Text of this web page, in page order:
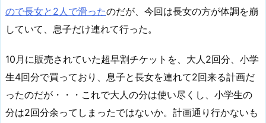
ので長女と2人で滑ったのだが、今回は長女の方が体調を崩
していて、息子だけ連れて行った。
10月に販売されていた超早割チケットを、大人2回分、小学
生4回分で買っており、息子と長女を連れて2回来る計画だ
ったのだが・・・これで大人の分は使い尽くし、小学生の
分は2回分余ってしまったではないか。計画通り行かないも